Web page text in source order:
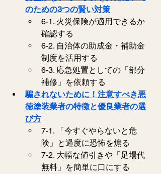
のための3つの賢い対策
6-1. 火災保険が適用できるか
確認する
6-2. 自治体の助成金・補助金
制度を活用する
6-3. 応急処置としての「部分
補修」を依頼する
騙されないために！注意すべき悪
徳塗装業者の特徴と優良業者の選
び方
7-1. 「今すぐやらないと危
険」と過度に恐怖を煽る
7-2. 大幅な値引きや「足場代
無料」を簡単に口にする